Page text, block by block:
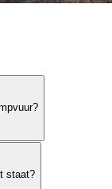
staat?